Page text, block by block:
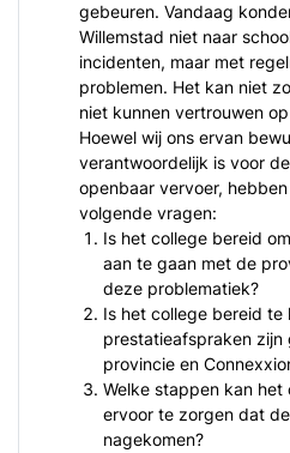
gebeuren. Vandaag
Willemstad niet naar
incidenten, maar met
problemen. Het kan niet
niet kunnen vertrouwen
Hoewel wij ons ervan
verantwoordelijk is voor
openbaar vervoer,
volgende vragen:
Is het college bereid
aan te gaan met de
deze problematiek?
Is het college bereid te
prestatieafspraken zijn
provincie en
Welke stappen kan het
ervoor te zorgen dat
nagekomen?